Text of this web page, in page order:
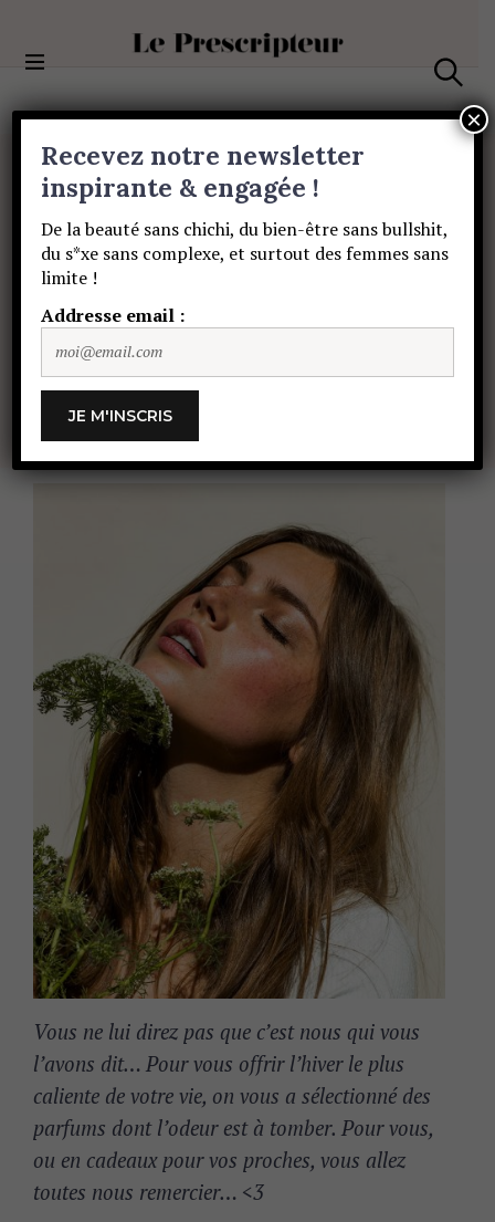
Le Prescripteur
e
a
BEAUTÉ
Portezduparfum
partoutoùvous
voulezêtre
embrassée!
Vous ne lui direz pas que c’est nous qui vous
l’avons dit… Pour vous offrir l’hiver le plus
caliente de votre vie, on vous a sélectionné des
parfums dont l’odeur est à tomber. Pour vous,
ou en cadeaux pour vos proches, vous allez
toutes nous remercier… <3
Recevez notre newsletter
inspirante & engagée !
De la beauté sans chichi, du bien-être sans bullshit,
du s*xe sans complexe, et surtout des femmes sans
limite !
Addresse email :
×